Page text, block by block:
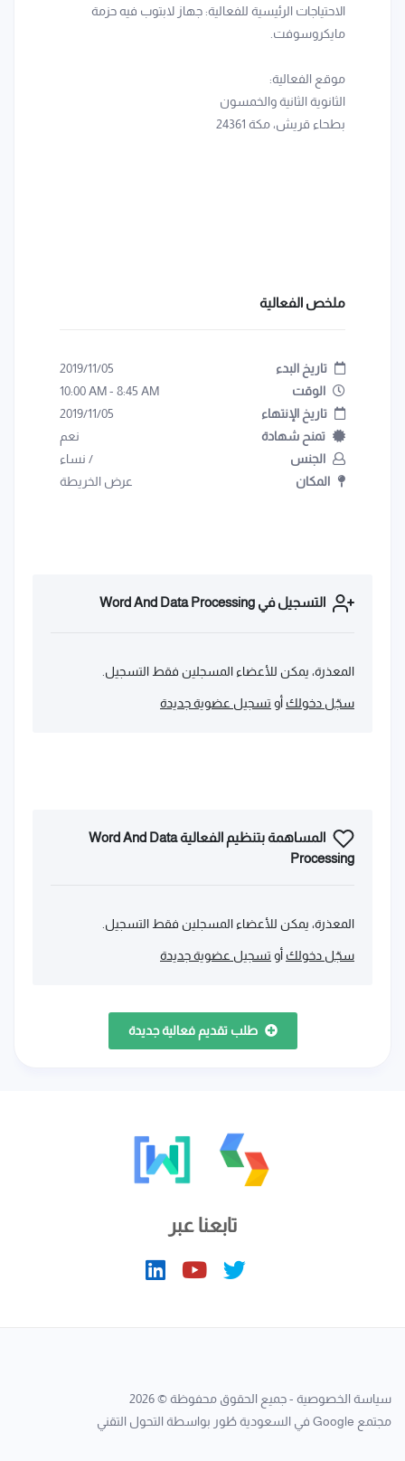
الاحتياجات الرئيسية للفعالية: جهاز لابتوب فيه حزمة
مايكروسوفت.
موقع الفعالية:
الثانوية الثانية والخمسون
بطحاء قريش، مكة 24361
ملخص الفعالية
تاريخ البدء
2019/11/05
الوقت
8:45 AM
-
10:00 AM
تاريخ الإنتهاء
2019/11/05
تمنح شهادة
نعم
الجنس
/ نساء
المكان
عرض الخريطة
التسجيل في Word And Data Processing
المعذرة، يمكن للأعضاء المسجلين فقط التسجيل.
سجّل دخولك أو تسجيل عضوية جديدة
المساهمة بتنظيم الفعالية Word And Data
Processing
المعذرة، يمكن للأعضاء المسجلين فقط التسجيل.
سجّل دخولك أو تسجيل عضوية جديدة
طلب تقديم فعالية جديدة
تابعنا عبر
سياسة الخصوصية - جميع الحقوق محفوظة © 2026
مجتمع Google في السعودية
طُور بواسطة التحول التقني